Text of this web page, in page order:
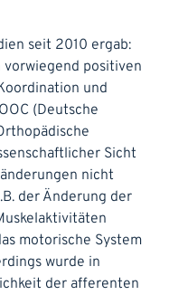
seit 2010 ergab:
positiven
und
(Deutsche
Sicht
nicht
der Änderung der
motorische System
wurde in
der afferenten